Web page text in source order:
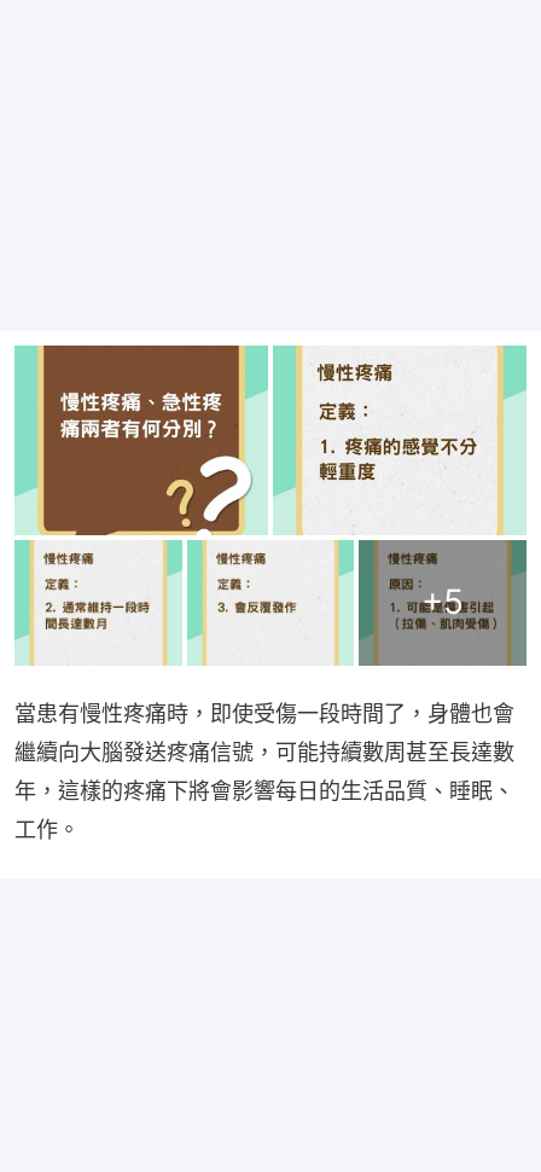
+5
當患有慢性疼痛時，即使受傷一段時間了，身體也會
繼續向大腦發送疼痛信號，可能持續數周甚至長達數
年，這樣的疼痛下將會影響每日的生活品質、睡眠、
工作。